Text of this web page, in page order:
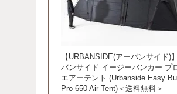
【URBANSIDE(アーバンサイド)
バンサイド イージーバンカー プ
エアーテント (Urbanside Easy
Pro 650 Air Tent)＜送料無料＞